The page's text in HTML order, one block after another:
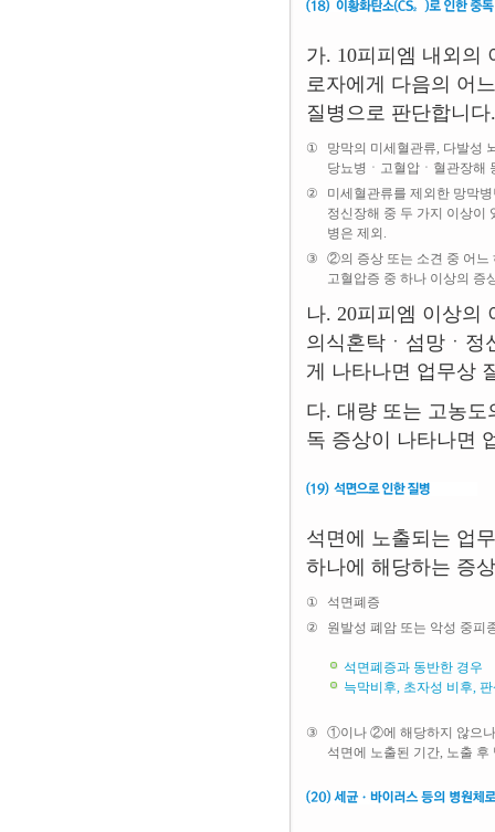
가. 10피피엠 내외의
로자에게 다음의 어
질병으로 판단합니다.
①
망막의 미세혈관류, 다발성
당뇨병ㆍ고혈압ㆍ혈관장해
②
미세혈관류를 제외한 망막
정신장해 중 두 가지 이상이
병은 제외.
③
②의 증상 또는 소견 중 어느
고혈압증 중 하나 이상의 증
나. 20피피엠 이상의
의식혼탁ㆍ섬망ㆍ정
게 나타나면 업무상
다. 대량 또는 고농
독 증상이 나타나면
석면에 노출되는 업
하나에 해당하는 증
①
석면폐증
②
원발성 폐암 또는 악성 중피
석면폐증과 동반한 경우
늑막비후, 초자성 비후,
③
①이나 ②에 해당하지 않으나
석면에 노출된 기간, 노출